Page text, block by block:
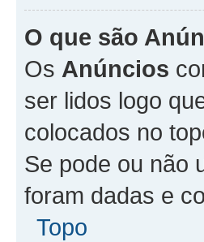
O que são
Os Anúncios
ser lidos logo
colocados no
Se pode ou não
foram dadas e
Topo